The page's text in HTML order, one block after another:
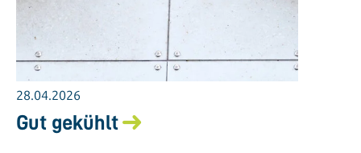
28.04.2026
Gut gekühlt